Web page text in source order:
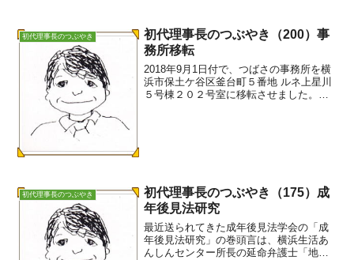
初代理事長のつぶやき
初代理事長のつぶやき（200）事
務所移転
2018年9月1日付で、つばさの事務所を横
浜市保土ケ谷区釜台町５番地 ルネ上星川
５号棟２０２号室に移転させました。相
初代理事長のつぶやき
初代理事長のつぶやき（175）成
年後見法研究
最近送られてきた成年後見法学会の「成
年後見法研究」の巻頭言は、横浜生活あ
んしんセンター所長の延命弁護士「地域